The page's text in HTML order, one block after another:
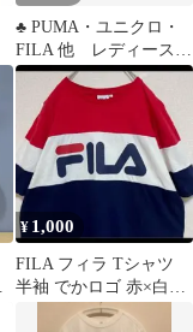
♣︎ PUMA・ユニクロ・
FILA 他 レディースT
シャツ8枚
¥ 1,000
FILA フィラ Tシャツ
半袖 でかロゴ 赤×白×